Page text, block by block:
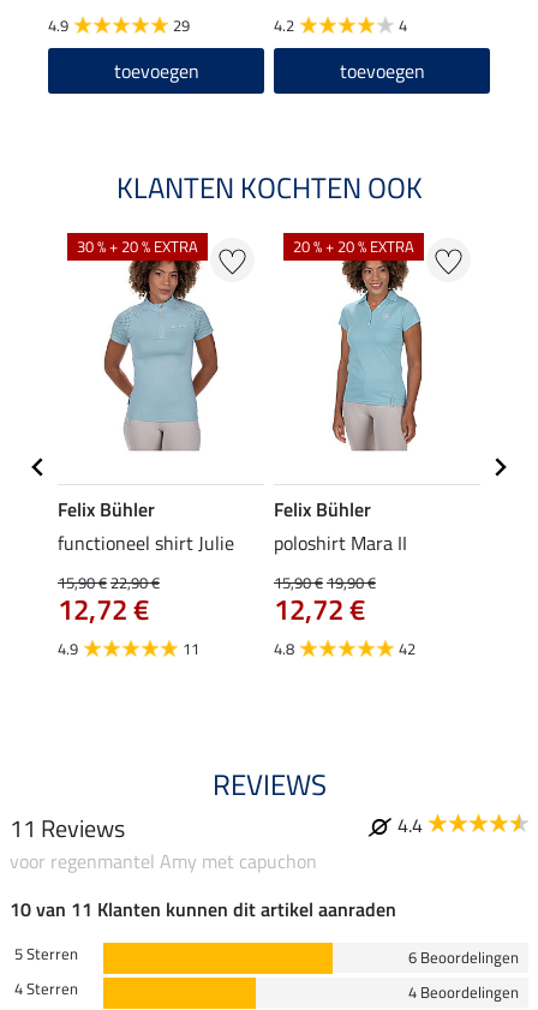
4.9 29
toevoegen
4.2 4
toevoegen
KLANTEN KOCHTEN OOK
30 % + 20 % EXTRA
Felix Bühler
functioneel shirt Julie
15,90 €22,90 €
12,72 €
4.9 11
20 % + 20 % EXTRA
Felix Bühler
poloshirt Mara II
15,90 €19,90 €
12,72 €
4.8 42
REVIEWS
11 Reviews
4.4
voor regenmantel Amy met capuchon
10 van 11 Klanten kunnen dit artikel aanraden
5 Sterren
6 Beoordelingen
4 Sterren
4 Beoordelingen